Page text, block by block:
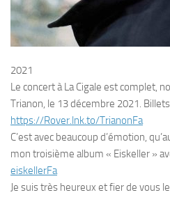
2021
Le concert à La Cigale est complet,
Trianon, le 13 décembre 2021.
https://Rover.lnk.to/TrianonFa
C’est avec beaucoup d’émotion,
mon troisième album « Eiskeller »
eiskellerFa
Je suis très heureux et fier de vous